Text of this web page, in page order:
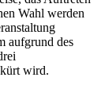
Wahl werden
aufgrund des
wird.